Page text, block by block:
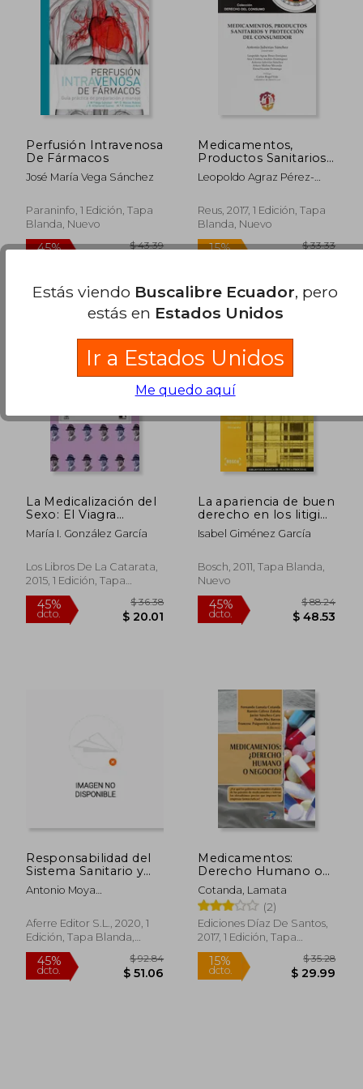
28% $ 20.00
$ 14.45
45%
Perfusión Intravenosa
De Fármacos
José María Vega Sánchez
Paraninfo, 1 Edición, Tapa
Blanda, Nuevo
45%
Medicamentos,
Productos Sanitarios
y Protección del
Consumidor
Leopoldo Agraz Pérez-
Andrés Domínguez; Arturo
Molina Miranda; Elena M.
Vicente Domingo
Reus, 2017, 1 Edición, Tapa
Blanda, Nuevo
15%
La Medicalización del
Sexo: El Viagra
Femenino
María I. González García
Los Libros De La Catarata,
2015, 1 Edición, Tapa
Blanda, Nuevo
45%
dcto.
La apariencia de buen
derecho en los litigios
sobre infracción
químico-
Biblioteca Básica de
Práctica Procesal nº
contenidos
complementarios
Isabel Giménez García
Bosch, 2011, Tapa Blanda,
Nuevo
45%
dcto.
Responsabilidad del
Sistema Sanitario y
Farmacéutico
Antonio Moya
Aferre Editor S.L., 2020, 1
Edición, Tapa Blanda,
Nuevo
Medicamentos:
Derecho Humano o
Negocio?
Cotanda, Lamata
(2)
Ediciones Díaz De Santos,
2017, 1 Edición, Tapa
Blanda, Nuevo
Estás viendo Buscalibre Ecuador, pero
estás en Estados Unidos
Ir a Estados Unidos
Me quedo aquí